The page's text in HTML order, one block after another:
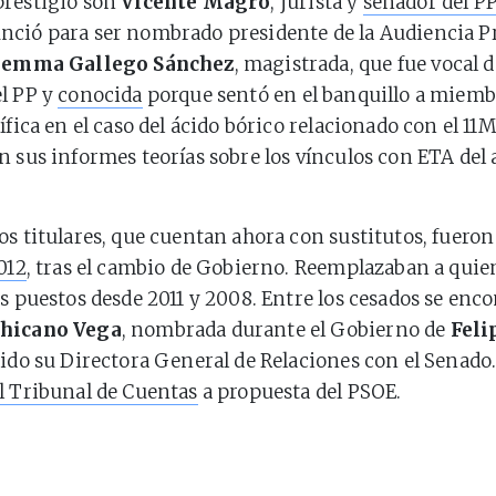
para ser nombrado presidente de la Audiencia
Gallego Sánchez, magistrada, que fue vocal
PP y conocida porque sentó en el banquillo a
en el caso del ácido bórico relacionado con el
sus informes teorías sobre los vínculos con ETA del
titulares, que cuentan ahora con sustitutos,
, tras el cambio de Gobierno. Reemplazaban a
puestos desde 2011 y 2008. Entre los cesados se
Vega, nombrada durante el Gobierno de
su Directora General de Relaciones con el
Tribunal de Cuentas a propuesta del PSOE.